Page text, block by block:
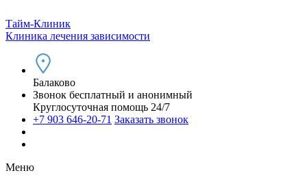
Тайм-Клиник
Клиника лечения зависимости
Балаково
Звонок бесплатный и анонимный
Круглосуточная помощь 24/7
+7 903 646-20-71 Заказать звонок
Меню